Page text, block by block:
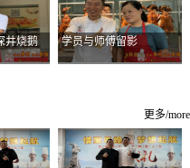
井烧鹅
学员与师傅留影
更多/more